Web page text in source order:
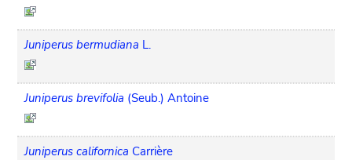
Juniperus bermudiana L.
Juniperus brevifolia (Seub.) Antoine
Juniperus californica Carrière